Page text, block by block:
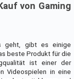
von Gaming
geht, gibt es einige
beste Produkt für die
ist einer der
Videospielen in eine